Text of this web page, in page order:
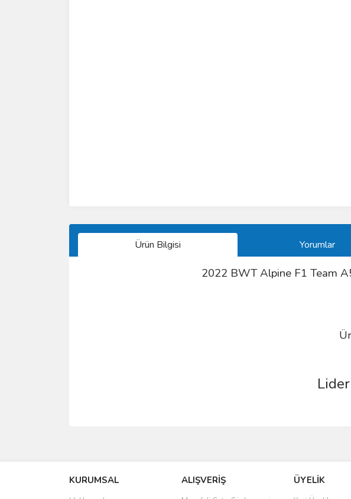
Ürün Bilgisi Yorumlar
2022 BWT Alpine F1 Team
Ürün resmi kalitesiz, bozuk veya görüntülenemiyor.
KURUMSAL ALIŞVERİŞ ÜYELİK